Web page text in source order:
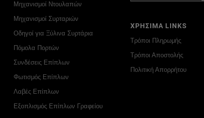
Μηχανισμοί Ντουλαπών
Μηχανισμοί Συρταριών
Οδηγοί για Ξύλινα Συρτάρια
Πόμολα Πορτών
Συνδέσεις Επίπλων
Φωτισμός Επίπλων
Λαβές Επίπλων
Εξοπλισμός Επίπλων Γραφείου
ΧΡΗΣΙΜΑ LINKS
Τρόποι Πληρωμής
Τρόποι Αποστολής
Πολιτική Απορρήτου